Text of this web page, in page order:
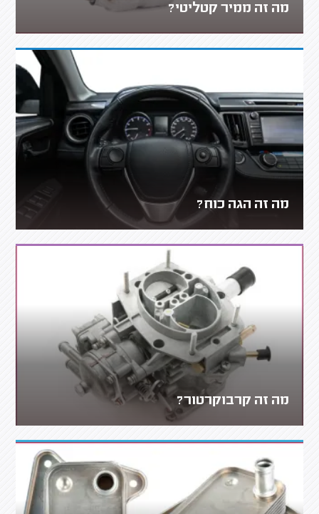
מה זה ממיר קטליטי?
מה זה הגה כוח?
מה זה קרבוקרטור?